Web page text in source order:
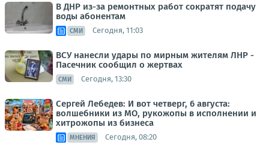
В ДНР из-за ремонтных работ сократят подачу
воды абонентам
СМИ Сегодня, 11:03
ВСУ нанесли удары по мирным жителям ЛНР -
Пасечник сообщил о жертвах
СМИ Сегодня, 13:30
Сергей Лебедев: И вот четверг, 6 августа:
волшебники из МО, рукожопы в исполнении и
хитрожопы из бизнеса
МНЕНИЯ Сегодня, 08:20